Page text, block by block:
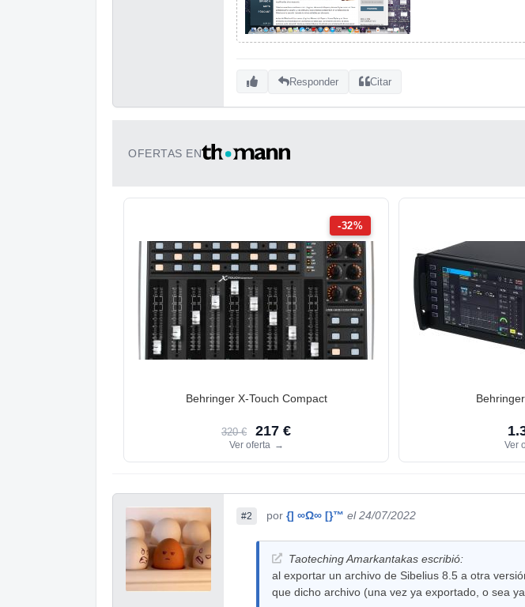
Responder Citar
OFERTAS EN
-32%
Behringer X-Touch Compact
320 € 217 €
Ver oferta → Ver
#2 por {] ∞Ω∞ [}™ el 24/07/2022
Taoteching Amarkantakas escribió:
al exportar un archivo de Sibelius 8.5 a otra
que dicho archivo (una vez ya exportado, o sea